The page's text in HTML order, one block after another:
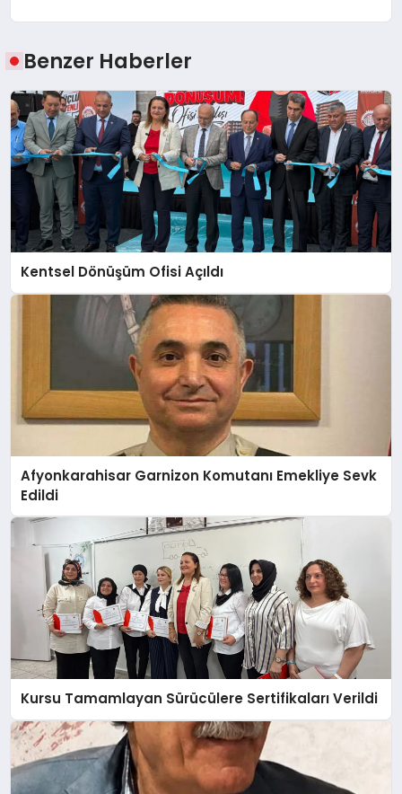
Benzer Haberler
Kentsel Dönüşüm Ofisi Açıldı
Afyonkarahisar Garnizon Komutanı Emekliye Sevk
Edildi
Kursu Tamamlayan Sürücülere Sertifikaları Verildi